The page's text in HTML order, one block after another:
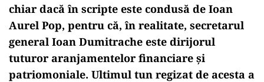
chiar dacă în scripte este condusă de Ioan
Aurel Pop, pentru că, în realitate, secretarul
general Ioan Dumitrache este dirijorul
tuturor aranjamentelor financiare și
patriomoniale. Ultimul tun regizat de acesta a